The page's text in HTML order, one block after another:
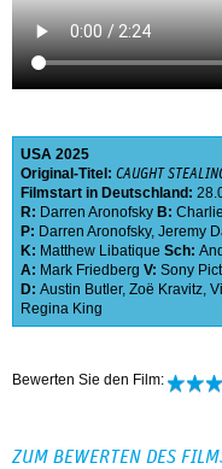
USA 2025
Original-Titel: CAUGHT
Filmstart in Deutschland:
R: Darren Aronofsky B:
P: Darren Aronofsky, Jeremy
K: Matthew Libatique Sch:
A: Mark Friedberg V: Sony
D: Austin Butler, Zoë Kravitz,
Regina King
Bewerten Sie den Film:
ZUM BEWERTEN DES